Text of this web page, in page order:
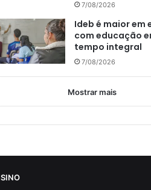
7/08/2026
Ideb é maior em
com educação
tempo integral
7/08/2026
Mostrar mais